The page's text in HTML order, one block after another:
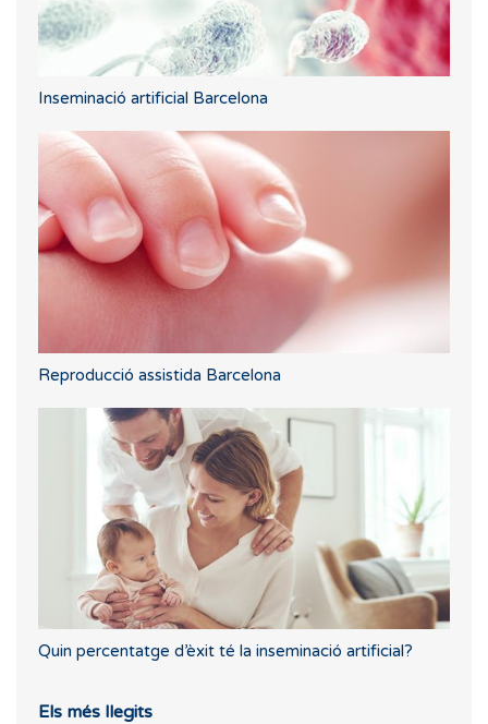
Inseminació artificial Barcelona
Reproducció assistida Barcelona
Quin percentatge d’èxit té la inseminació artificial?
Els més llegits